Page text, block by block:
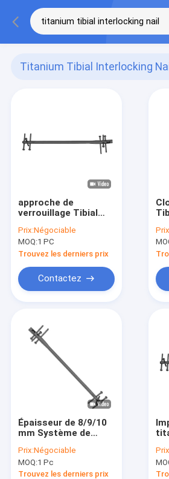
Titanium Tibial Interlocking
approche de
verrouillage Tibial
Suprapatellar de clou
de 180-360mm
Prix:Négociable
MOQ:1 PC
Trouvez les derniers prix
Contactez
Épaisseur de 8/9/10
mm Système de
intramédullaires en
titane
Prix:Négociable
MOQ:1 Pc
Trouvez les derniers prix
de